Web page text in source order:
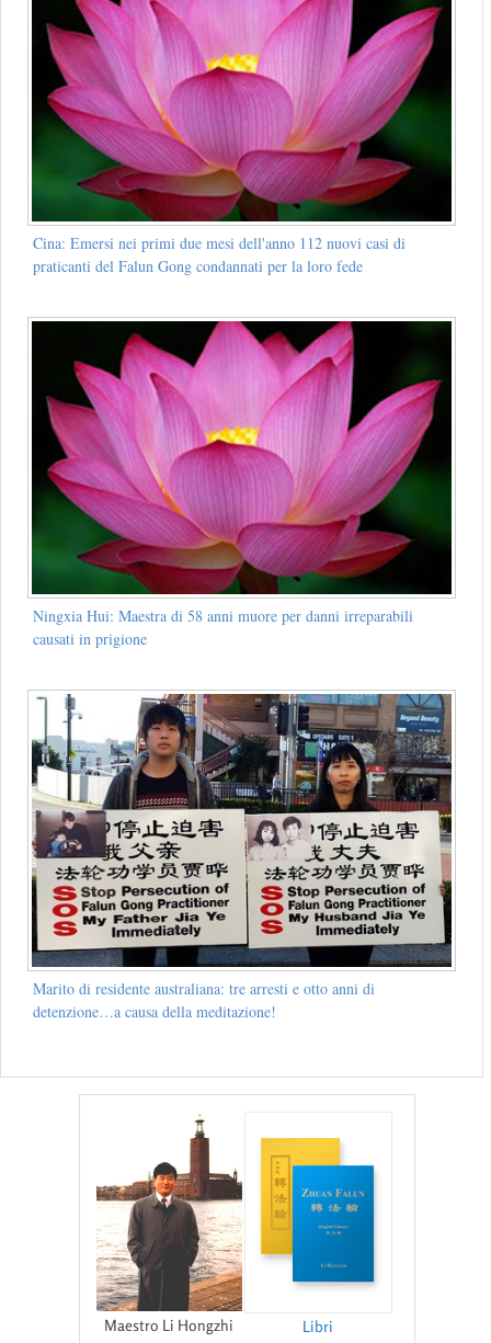
Cina: Emersi nei primi due mesi dell'anno 112 nuovi casi di
praticanti del Falun Gong condannati per la loro fede
Ningxia Hui: Maestra di 58 anni muore per danni irreparabili
causati in prigione
Marito di residente australiana: tre arresti e otto anni di
detenzione…a causa della meditazione!
Maestro Li Hongzhi Libri